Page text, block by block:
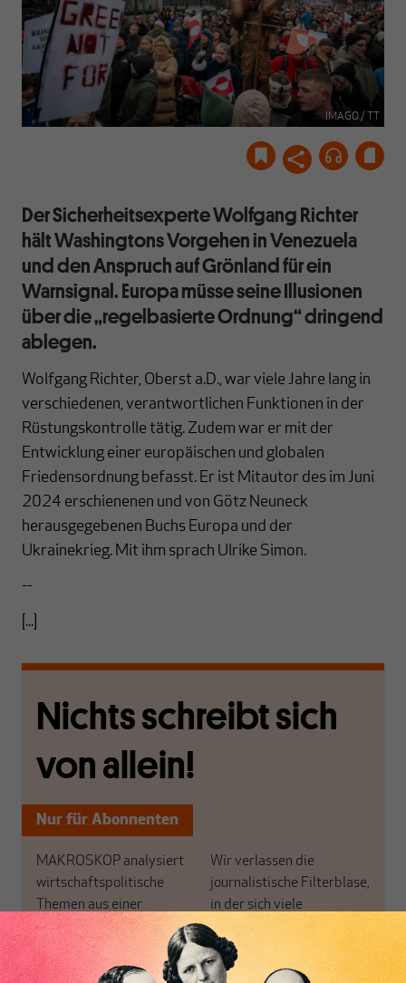
IMAGO / TT
Der Sicherheitsexperte Wolfgang Richter
hält Washingtons Vorgehen in Venezuela
und den Anspruch auf Grönland für ein
Warnsignal. Europa müsse seine Illusionen
über die „regelbasierte Ordnung“ dringend
ablegen.
Wolfgang Richter, Oberst a.D., war viele Jahre lang in
verschiedenen, verantwortlichen Funktionen in der
Rüstungskontrolle tätig. Zudem war er mit der
Entwicklung einer europäischen und globalen
Friedensordnung befasst. Er ist Mitautor des im Juni
2024 erschienenen und von Götz Neuneck
herausgegebenen Buchs Europa und der
Ukrainekrieg. Mit ihm sprach Ulrike Simon.
--
[...]
Nichts schreibt sich
von allein!
Nur für Abonnenten
MAKROSKOP analysiert
wirtschaftspolitische
Themen aus einer
postkeynesianischen
Perspektive und ist damit
in Deutschland einzigartig.
Wir verlassen die
journalistische Filterblase,
in der sich viele
eingerichtet haben. Wir
öffnen Fenster und
bringen frische Luft in die